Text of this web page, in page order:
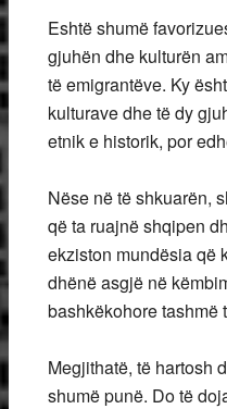
Eshtë shumë
gjuhën dhe kulturën
të emigrantëve. Ky
kulturave dhe të dy
etnik e historik, por
Nëse në të shkuarën,
që ta ruajnë shqipen
ekziston mundësia që
dhënë asgjë në
bashkëkohore tashmë
Megjithatë, të hartosh
shumë punë. Do të